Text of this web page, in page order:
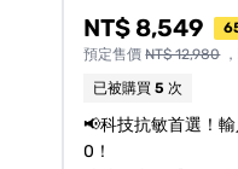
NT$ 8,549
預定售價NT$ 12,980，
已被購買5 次
📢科技抗敏首選！
0！